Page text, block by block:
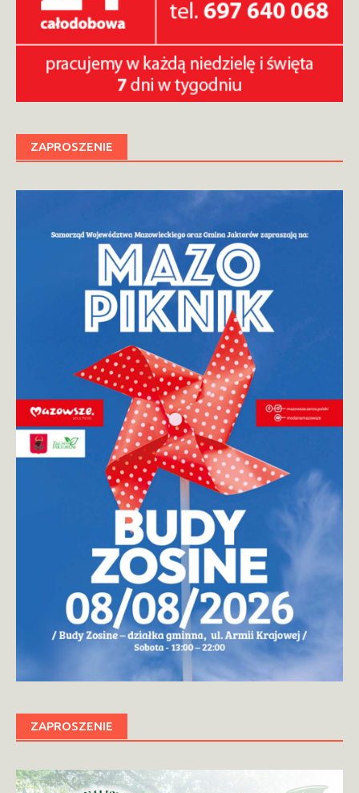
ZAPROSZENIE
ZAPROSZENIE